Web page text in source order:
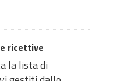
ricettive
la lista di